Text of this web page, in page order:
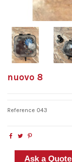
nuovo 8
Reference 043
Ask a Quote